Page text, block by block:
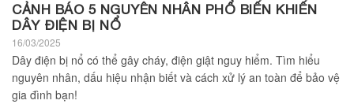
CẢNH BÁO 5 NGUYÊN NHÂN PHỔ BIẾN KHIẾN
DÂY ĐIỆN BỊ NỔ
16/03/2025
Dây điện bị nổ có thể gây cháy, điện giật nguy hiểm. Tìm hiểu
nguyên nhân, dấu hiệu nhận biết và cách xử lý an toàn để bảo vệ
gia đình bạn!